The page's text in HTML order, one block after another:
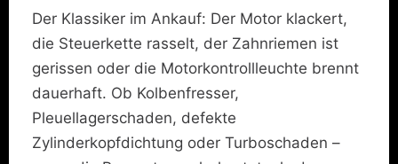
Der Klassiker im Ankauf: Der Motor klackert,
die Steuerkette rasselt, der Zahnriemen ist
gerissen oder die Motorkontrollleuchte brennt
dauerhaft. Ob Kolbenfresser,
Pleuellagerschaden, defekte
Zylinderkopfdichtung oder Turboschaden –